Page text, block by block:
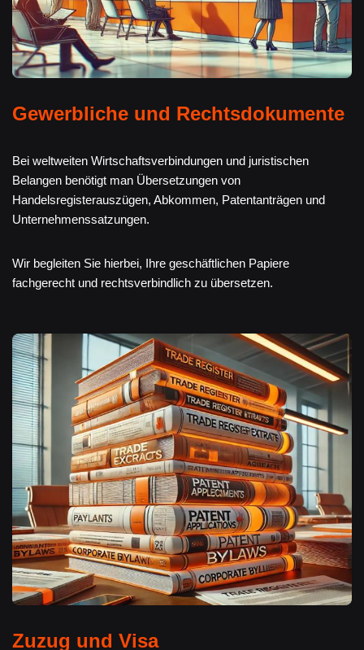
Gewerbliche und Rechtsdokumente
Bei weltweiten Wirtschaftsverbindungen und juristischen
Belangen benötigt man Übersetzungen von
Handelsregisterauszügen, Abkommen, Patentanträgen und
Unternehmenssatzungen.
Wir begleiten Sie hierbei, Ihre geschäftlichen Papiere
fachgerecht und rechtsverbindlich zu übersetzen.
Zuzug und Visa